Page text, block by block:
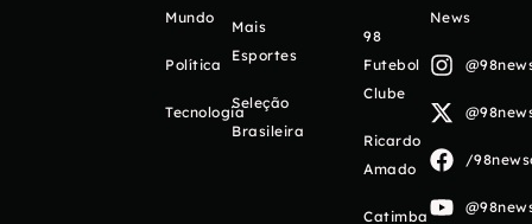
Mundo
Política
Tecnologia
Mais
Esportes
Seleção
Brasileira
98
Futebol
Clube
Ricardo
Amado
Catimba
News
/